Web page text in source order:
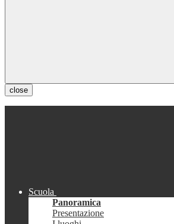
close
Scuola
Panoramica
Presentazione